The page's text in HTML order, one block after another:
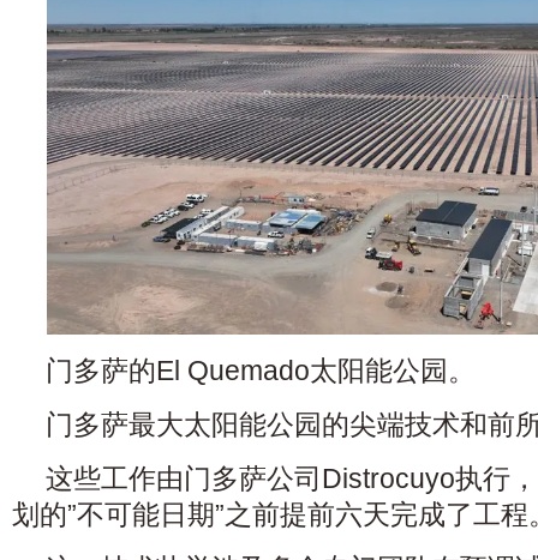
门多萨的El Quemado太阳能公园。
门多萨最大太阳能公园的尖端技术和前
这些工作由门多萨公司Distrocuyo执行
划的”不可能日期”之前提前六天完成了工程